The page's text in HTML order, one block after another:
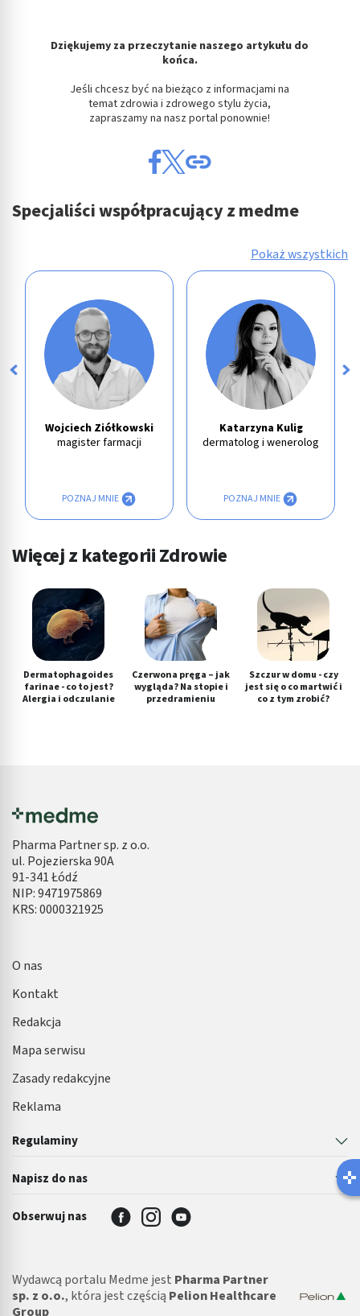
Dziękujemy za przeczytanie naszego artykułu do
końca.
Jeśli chcesz być na bieżąco z informacjami na
temat zdrowia i zdrowego stylu życia,
zapraszamy na nasz portal ponownie!
Specjaliści współpracujący z medme
Pokaż wszystkich
Wojciech Ziółkowski
magister farmacji
POZNAJ MNIE
Katarzyna Kulig
dermatolog i wenerolog
POZNAJ MNIE
Więcej z kategorii Zdrowie
Dermatophagoides
farinae - co to jest?
Alergia i odczulanie
Czerwona pręga – jak
wygląda? Na stopie i
przedramieniu
Szczur w domu - czy
jest się o co martwić i
co z tym zrobić?
Pharma Partner sp. z o.o.
ul. Pojezierska 90A
91-341 Łódź
NIP: 9471975869
KRS: 0000321925
Regulaminy
Napisz do nas
O nas
Kontakt
Redakcja
Mapa serwisu
Zasady redakcyjne
Reklama
Obserwuj nas
Wydawcą portalu Medme jest Pharma Partner
sp. z o.o., która jest częścią Pelion Healthcare
Group